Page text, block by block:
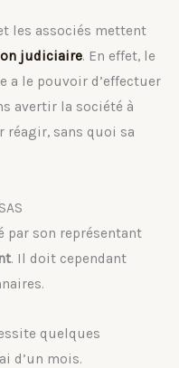
les associés mettent
judiciaire. En effet, le
a le pouvoir d’effectuer
avertir la société à
réagir, sans quoi sa
par son représentant
. Il doit cependant
quelques
d’un mois.